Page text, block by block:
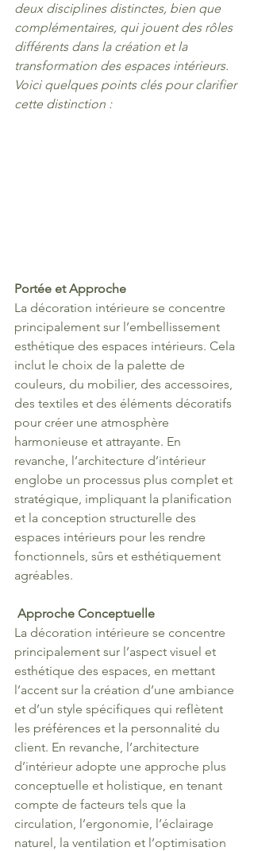
deux disciplines distinctes, bien que
complémentaires, qui jouent des rôles
différents dans la création et la
transformation des espaces intérieurs.
Voici quelques points clés pour clarifier
cette distinction :
Portée et Approche
La décoration intérieure se concentre
principalement sur l’embellissement
esthétique des espaces intérieurs. Cela
inclut le choix de la palette de
couleurs, du mobilier, des accessoires,
des textiles et des éléments décoratifs
pour créer une atmosphère
harmonieuse et attrayante. En
revanche, l’architecture d’intérieur
englobe un processus plus complet et
stratégique, impliquant la planification
et la conception structurelle des
espaces intérieurs pour les rendre
fonctionnels, sûrs et esthétiquement
agréables.
Approche Conceptuelle
La décoration intérieure se concentre
principalement sur l’aspect visuel et
esthétique des espaces, en mettant
l’accent sur la création d’une ambiance
et d’un style spécifiques qui reflètent
les préférences et la personnalité du
client. En revanche, l’architecture
d’intérieur adopte une approche plus
conceptuelle et holistique, en tenant
compte de facteurs tels que la
circulation, l’ergonomie, l’éclairage
naturel, la ventilation et l’optimisation